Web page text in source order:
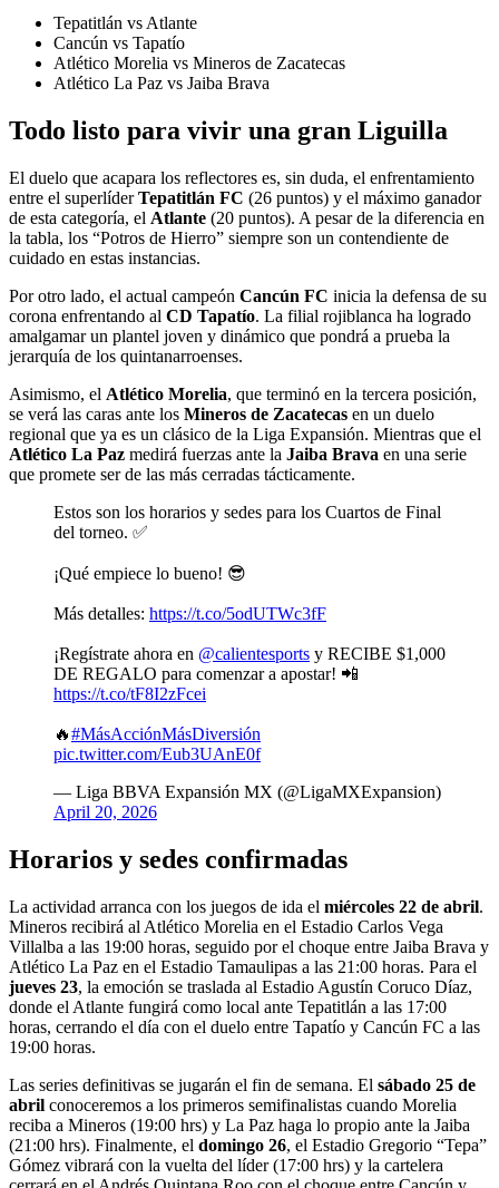
Tepatitlán vs Atlante
Cancún vs Tapatío
Atlético Morelia vs Mineros de Zacatecas
Atlético La Paz vs Jaiba Brava
Todo listo para vivir una gran Liguilla
El duelo que acapara los reflectores es, sin duda, el enfrentamiento
entre el superlíderTepatitlán FC (26 puntos) y el máximo ganador
de esta categoría, el Atlante (20 puntos). A pesar de la diferencia en
la tabla, los “Potros de Hierro” siempre son un contendiente de
cuidado en estas instancias.
Por otro lado, el actual campeón Cancún FC inicia la defensa de su
corona enfrentando al CD Tapatío. La filial rojiblanca ha logrado
amalgamar un plantel joven y dinámico que pondrá a prueba la
jerarquía de los quintanarroenses.
Asimismo, el Atlético Morelia, que terminó en la tercera posición,
se verá las caras ante los Mineros de Zacatecas en un duelo
regional que ya es un clásico de la Liga Expansión. Mientras que el
Atlético La Paz medirá fuerzas ante la Jaiba Brava en una serie
que promete ser de las más cerradas tácticamente.
Estos son los horarios y sedes para los Cuartos de Final
del torneo. ✅
¡Qué empiece lo bueno! 😎
Más detalles: https://t.co/5odUTWc3fF
¡Regístrate ahora en @calientesports y RECIBE $1,000
DE REGALO para comenzar a apostar! 📲
https://t.co/tF8I2zFcei
🔥#MásAcciónMásDiversión
pic.twitter.com/Eub3UAnE0f
— Liga BBVA Expansión MX (@LigaMXExpansion)
April 20, 2026
Horarios y sedes confirmadas
La actividad arranca con los juegos de ida el miércoles 22 de abril.
Mineros recibirá al Atlético Morelia en el Estadio Carlos Vega
Villalba a las 19:00 horas, seguido por el choque entre Jaiba Brava y
Atlético La Paz en el Estadio Tamaulipas a las 21:00 horas. Para el
jueves 23, la emoción se traslada al Estadio Agustín Coruco Díaz,
donde el Atlante fungirá como local ante Tepatitlán a las 17:00
horas, cerrando el día con el duelo entre Tapatío y Cancún FC a las
19:00 horas.
Las series definitivas se jugarán el fin de semana. El sábado 25 de
abril conoceremos a los primeros semifinalistas cuando Morelia
reciba a Mineros (19:00 hrs) y La Paz haga lo propio ante la Jaiba
(21:00 hrs). Finalmente, el domingo 26, el Estadio Gregorio “Tepa”
Gómez vibrará con la vuelta del líder (17:00 hrs) y la cartelera